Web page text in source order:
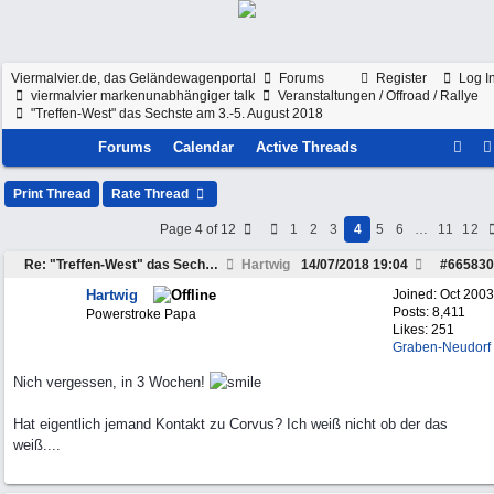
Register Log
Viermalvier.de, das Geländewagenportal
Forums
viermalvier markenunabhängiger talk
Veranstaltungen / Offroad / Rallye
"Treffen-West" das Sechste am 3.-5. August 2018
Forums Calendar Active Threads
Print Thread Rate Thread
Page 4 of 12 1 2 3 4 5 6 … 11 12
Re: "Treffen-West" das Sechste am 3.-5. August 2018 Hartwig #665830
14/07/2018 19:04
Joined: Oct 2003
Posts: 8,411
Likes: 251
Graben-Neudorf
Hartwig
Powerstroke Papa
Nich vergessen, in 3 Wochen!
Hat eigentlich jemand Kontakt zu Corvus? Ich weiß nicht ob der das
weiß....